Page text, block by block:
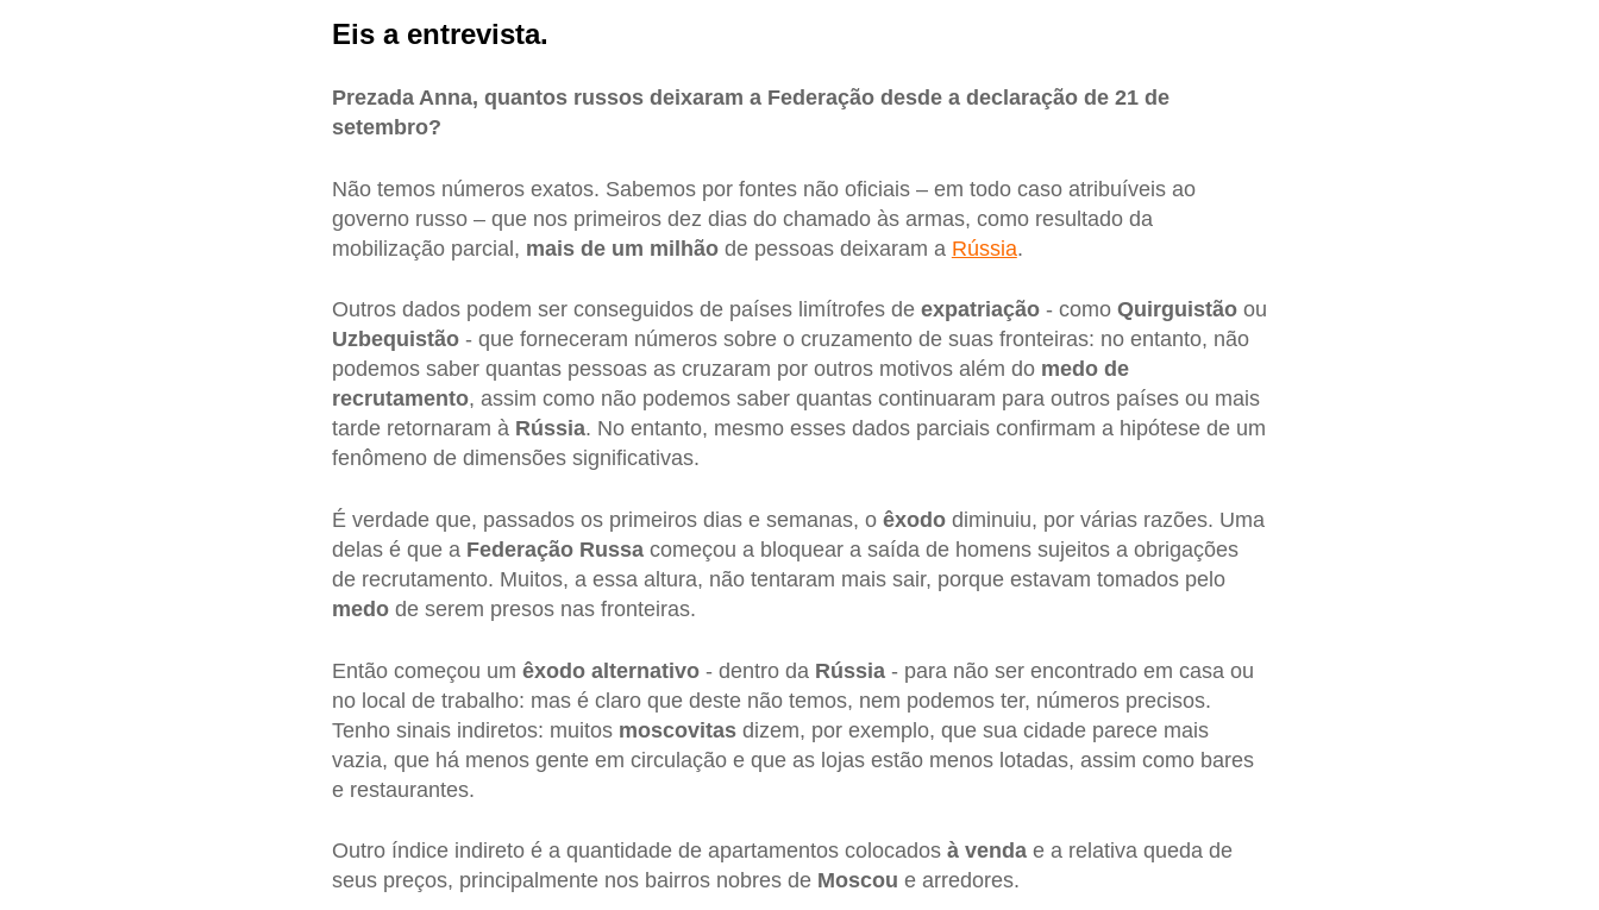
Eis a entrevista.
Prezada Anna, quantos russos deixaram a Federação desde a declaração de 21 de
setembro?
Não temos números exatos. Sabemos por fontes não oficiais – em todo caso atribuíveis ao
governo russo – que nos primeiros dez dias do chamado às armas, como resultado da
mobilização parcial, mais de um milhãode pessoas deixaram a Rússia.
Outros dados podem ser conseguidos de países limítrofes de expatriação- como Quirguistãoou
Uzbequistão- que forneceram números sobre o cruzamento de suas fronteiras: no entanto, não
podemos saber quantas pessoas as cruzaram por outros motivos além do medo de
recrutamento, assim como não podemos saber quantas continuaram para outros países ou mais
tarde retornaram à Rússia. No entanto, mesmo esses dados parciais confirmam a hipótese de um
fenômeno de dimensões significativas.
É verdade que, passados os primeiros dias e semanas, o êxododiminuiu, por várias razões. Uma
delas é que a Federação Russacomeçou a bloquear a saída de homens sujeitos a obrigações
de recrutamento. Muitos, a essa altura, não tentaram mais sair, porque estavam tomados pelo
medode serem presos nas fronteiras.
Então começou um êxodo alternativo- dentro da Rússia- para não ser encontrado em casa ou
no local de trabalho: mas é claro que deste não temos, nem podemos ter, números precisos.
Tenho sinais indiretos: muitos moscovitasdizem, por exemplo, que sua cidade parece mais
vazia, que há menos gente em circulação e que as lojas estão menos lotadas, assim como bares
e restaurantes.
Outro índice indireto é a quantidade de apartamentos colocados à vendae a relativa queda de
seus preços, principalmente nos bairros nobres de Moscou e arredores.